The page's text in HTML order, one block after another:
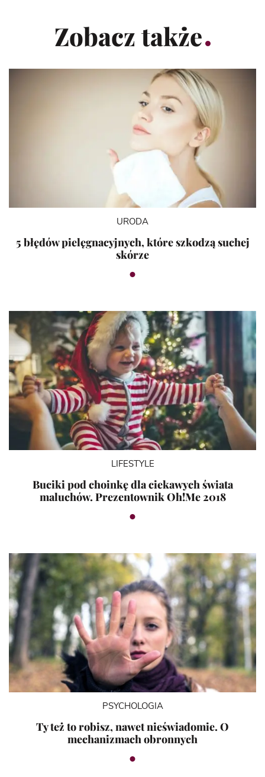
Zobacz także
URODA
5 błędów pielęgnacyjnych, które szkodzą suchej
skórze
LIFESTYLE
Buciki pod choinkę dla ciekawych świata
maluchów. Prezentownik Oh!Me 2018
PSYCHOLOGIA
Ty też to robisz, nawet nieświadomie. O
mechanizmach obronnych